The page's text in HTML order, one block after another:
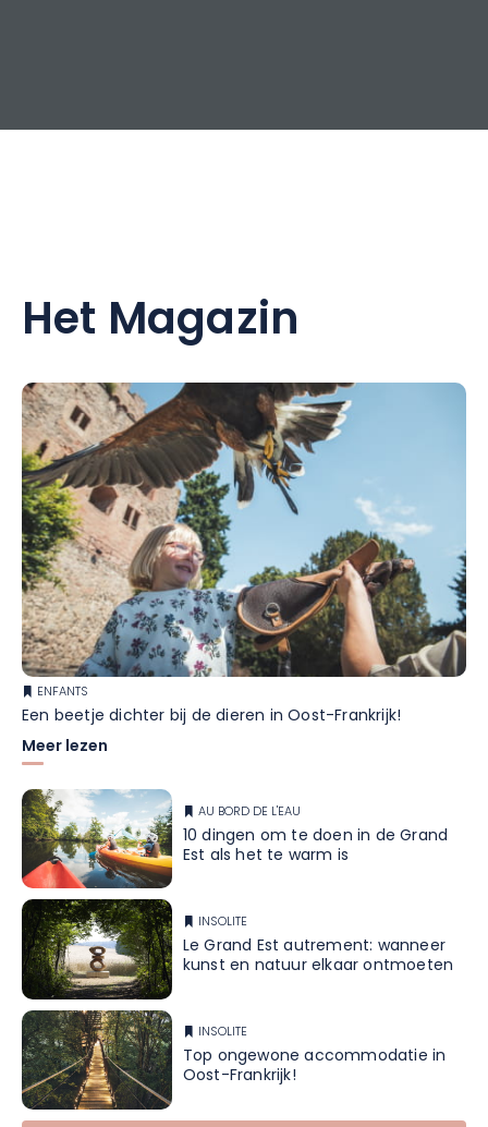
Het Magazin
ENFANTS
Een beetje dichter bij de dieren in Oost-Frankrijk!
Meer lezen
AU BORD DE L'EAU
10 dingen om te doen in de Grand
Est als het te warm is
INSOLITE
Le Grand Est autrement: wanneer
kunst en natuur elkaar ontmoeten
INSOLITE
Top ongewone accommodatie in
Oost-Frankrijk!